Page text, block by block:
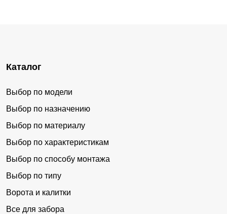
Каталог
Выбор по модели
Выбор по назначению
Выбор по материалу
Выбор по характеристикам
Выбор по способу монтажа
Выбор по типу
Ворота и калитки
Все для забора